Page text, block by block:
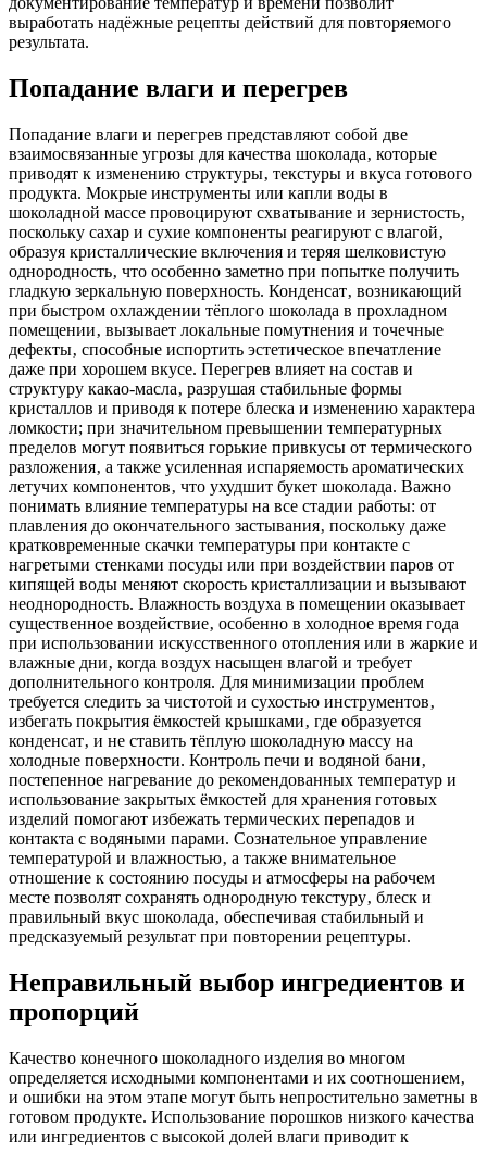
выработать надёжные рецепты действий для повторяемого
результата.
Попадание влаги и перегрев
Попадание влаги и перегрев представляют собой две
взаимосвязанные угрозы для качества шоколада‚ которые
приводят к изменению структуры‚ текстуры и вкуса готового
продукта. Мокрые инструменты или капли воды в
шоколадной массе провоцируют схватывание и зернистость‚
поскольку сахар и сухие компоненты реагируют с влагой‚
образуя кристаллические включения и теряя шелковистую
однородность‚ что особенно заметно при попытке получить
гладкую зеркальную поверхность. Конденсат‚ возникающий
при быстром охлаждении тёплого шоколада в прохладном
помещении‚ вызывает локальные помутнения и точечные
дефекты‚ способные испортить эстетическое впечатление
даже при хорошем вкусе. Перегрев влияет на состав и
структуру какао-масла‚ разрушая стабильные формы
кристаллов и приводя к потере блеска и изменению характера
ломкости; при значительном превышении температурных
пределов могут появиться горькие привкусы от термического
разложения‚ а также усиленная испаряемость ароматических
летучих компонентов‚ что ухудшит букет шоколада. Важно
понимать влияние температуры на все стадии работы: от
плавления до окончательного застывания‚ поскольку даже
кратковременные скачки температуры при контакте с
нагретыми стенками посуды или при воздействии паров от
кипящей воды меняют скорость кристаллизации и вызывают
неоднородность. Влажность воздуха в помещении оказывает
существенное воздействие‚ особенно в холодное время года
при использовании искусственного отопления или в жаркие и
влажные дни‚ когда воздух насыщен влагой и требует
дополнительного контроля. Для минимизации проблем
требуется следить за чистотой и сухостью инструментов‚
избегать покрытия ёмкостей крышками‚ где образуется
конденсат‚ и не ставить тёплую шоколадную массу на
холодные поверхности. Контроль печи и водяной бани‚
постепенное нагревание до рекомендованных температур и
использование закрытых ёмкостей для хранения готовых
изделий помогают избежать термических перепадов и
контакта с водяными парами. Сознательное управление
температурой и влажностью‚ а также внимательное
отношение к состоянию посуды и атмосферы на рабочем
месте позволят сохранять однородную текстуру‚ блеск и
правильный вкус шоколада‚ обеспечивая стабильный и
предсказуемый результат при повторении рецептуры.
Неправильный выбор ингредиентов и
пропорций
Качество конечного шоколадного изделия во многом
определяется исходными компонентами и их соотношением‚
и ошибки на этом этапе могут быть непростительно заметны в
готовом продукте. Использование порошков низкого качества
или ингредиентов с высокой долей влаги приводит к